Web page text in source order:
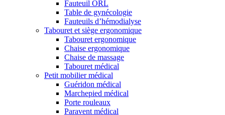
Fauteuil ORL
Table de gynécologie
Fauteuils d’hémodialyse
Tabouret et siège ergonomique
Tabouret ergonomique
Chaise ergonomique
Chaise de massage
Tabouret médical
Petit mobilier médical
Guéridon médical
Marchepied médical
Porte rouleaux
Paravent médical